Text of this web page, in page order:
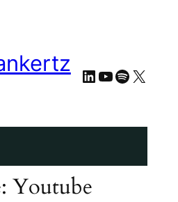
LinkedIn
YouTube
Spotify
X
Youtube